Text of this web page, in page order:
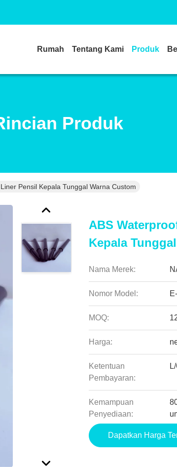
Rumah Tentang Kami Produk
Produk
Pensil Kepala Tunggal Warna Custom
ABS
Kepala
Nama Merek:
Nomor Model:
MOQ:
Harga:
Ketentuan
Pembayaran:
Kemampuan
Penyediaan:
Dapatkan Harga